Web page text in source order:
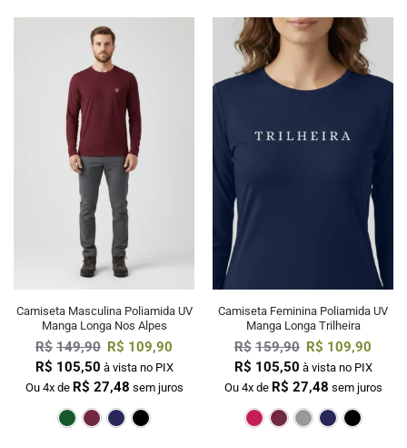
Camiseta Masculina Poliamida UV
Manga Longa Nos Alpes
R$ 149,90 R$ 109,90
R$ 105,50 à vista no PIX
Ou 4x de R$ 27,48 sem juros
Verde Escuro Preto
Camiseta Feminina Poliamida UV
Manga Longa Trilheira
R$ 159,90 R$ 109,90
R$ 105,50 à vista no PIX
Ou 4x de R$ 27,48 sem juros
PinkBordô